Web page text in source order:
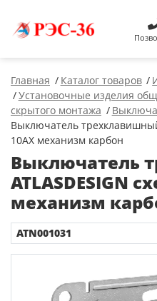
Главная Каталог товаров
Установочные изделия
скрытого монтажа
Выключатель трехклавишный
10АХ механизм карбон
Выключатель
ATLASDESIGN
механизм
ATN001031